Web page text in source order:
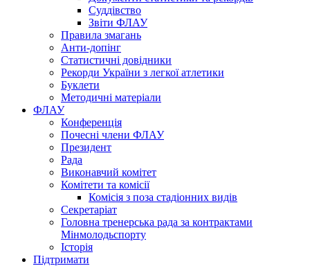
Суддівство
Звіти ФЛАУ
Правила змагань
Анти-допінг
Статистичні довідники
Рекорди України з легкої атлетики
Буклети
Методичні матеріали
ФЛАУ
Конференція
Почесні члени ФЛАУ
Президент
Рада
Виконавчий комітет
Комітети та комісії
Комісія з поза стадіонних видів
Секретаріат
Головна тренерська рада за контрактами
Мінмолодьспорту
Історія
Підтримати